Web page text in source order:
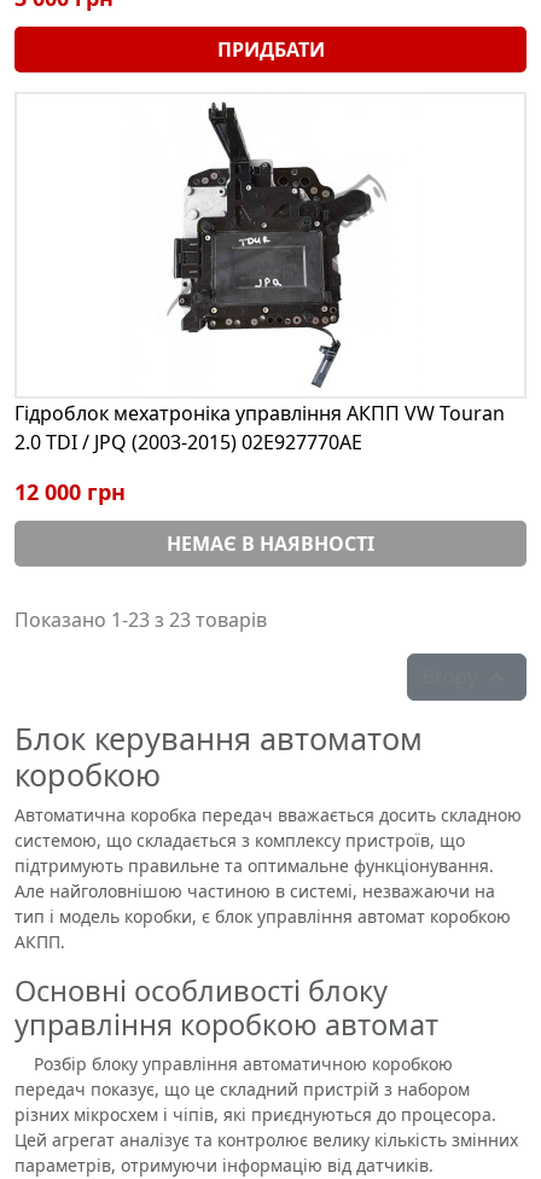
ПРИДБАТИ
Гідроблок мехатроніка управління АКПП VW Touran
2.0 TDI / JPQ (2003-2015) 02E927770AE
12 000 грн
НЕМАЄ В НАЯВНОСТІ
Показано 1-23 з 23 товарів
Блок керування автоматом
коробкою
Автоматична коробка передач вважається досить складною
системою, що складається з комплексу пристроїв, що
підтримують правильне та оптимальне функціонування.
Але найголовнішою частиною в системі, незважаючи на
тип і модель коробки, є блок управління автомат коробкою
АКПП.
Основні особливості блоку
управління коробкою автомат
Розбір блоку управління автоматичною коробкою
передач показує, що це складний пристрій з набором
різних мікросхем і чіпів, які приєднуються до процесора.
Цей агрегат аналізує та контролює велику кількість змінних
параметрів, отримуючи інформацію від датчиків.